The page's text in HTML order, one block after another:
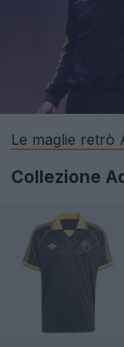
Le maglie retrò
Collezione